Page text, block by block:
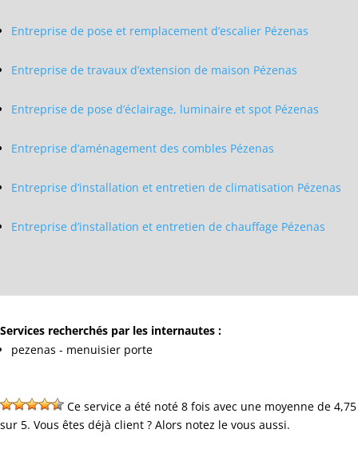
Entreprise de pose et remplacement d’escalier Pézenas
Entreprise de travaux d’extension de maison Pézenas
Entreprise de pose d’éclairage, luminaire et spot Pézenas
Entreprise d’aménagement des combles Pézenas
Entreprise d’installation et entretien de climatisation Pézenas
Entreprise d’installation et entretien de chauffage Pézenas
Services recherchés par les internautes :
pezenas - menuisier porte
Ce service a été noté 8 fois avec une moyenne de 4,75
sur 5. Vous êtes déjà client ? Alors notez le vous aussi.